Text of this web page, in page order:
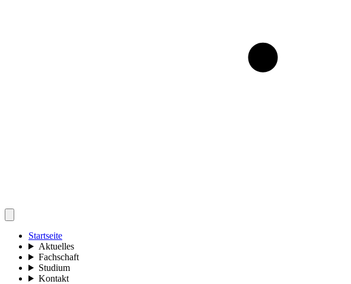
Startseite
Aktuelles
Fachschaft
Studium
Kontakt